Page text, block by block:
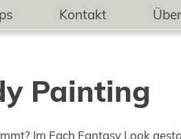
Kontakt
Painting
Im Fach Fantasy Look